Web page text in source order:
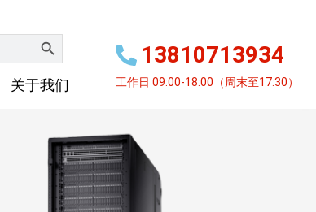
搜索按钮
关于我们
13810713934
工作日 09:00-18:00（周末至17:30）